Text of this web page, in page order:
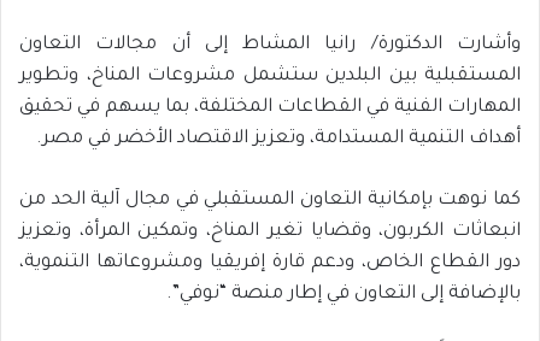
وأشارت الدكتورة/ رانيا المشاط إلى أن مجالات التعاون
المستقبلية بين البلدين ستشمل مشروعات المناخ، وتطوير
المهارات الفنية في القطاعات المختلفة، بما يسهم في تحقيق
أهداف التنمية المستدامة، وتعزيز الاقتصاد الأخضر في مصر.
كما نوهت بإمكانية التعاون المستقبلي في مجال آلية الحد من
انبعاثات الكربون، وقضايا تغير المناخ، وتمكين المرأة، وتعزيز
دور القطاع الخاص، ودعم قارة إفريقيا ومشروعاتها التنموية،
بالإضافة إلى التعاون في إطار منصة “نوفي”.